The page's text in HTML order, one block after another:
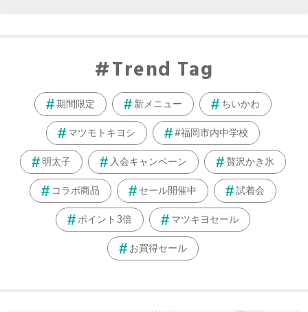
Trend Tag
期間限定 新メニュー ちいかわ
マツモトキヨシ #福岡市内中学校
明太子 入会キャンペーン 贅沢かき氷
コラボ商品 セール開催中 試着会
ポイント3倍 マツキヨセール
お買得セール